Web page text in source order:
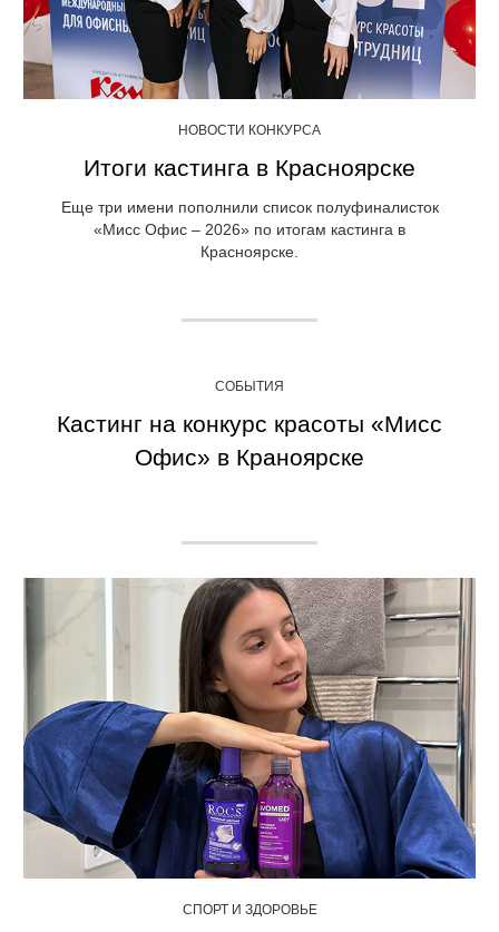
НОВОСТИ КОНКУРСА
Итоги кастинга в Красноярске
Еще три имени пополнили список полуфиналисток
«Мисс Офис – 2026» по итогам кастинга в
Красноярске.
СОБЫТИЯ
Кастинг на конкурс красоты «Мисс
Офис» в Краноярске
СПОРТ И ЗДОРОВЬЕ